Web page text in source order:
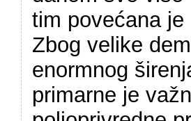
tim povećana
Zbog velike
enormnog
primarne je